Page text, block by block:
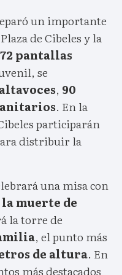
un importante
de Cibeles y la
72 pantallas
se
, 90
. En la
participarán
distribuir la
una misa con
muerte de
la torre de
, el punto más
de altura. En
más destacados